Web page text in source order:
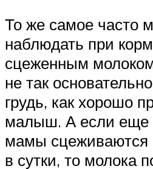
То же самое часто
наблюдать при
сцеженным
не так
грудь, как хорошо
малыш. А если еще
мамы сцеживаются
в сутки, то молока